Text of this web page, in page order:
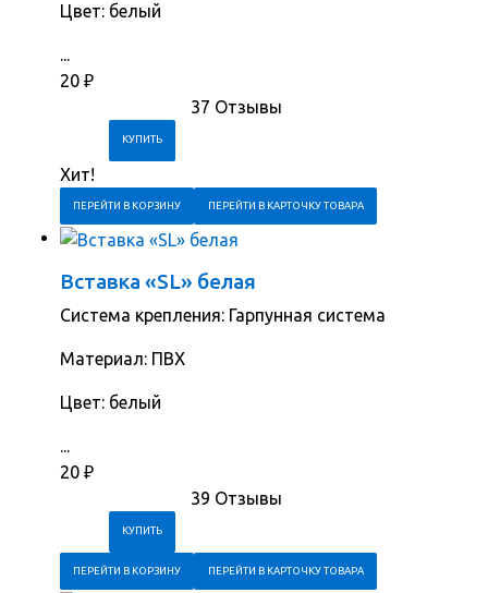
Цвет: белый
...
20 ₽
37 Отзывы
Хит!
ПЕРЕЙТИ В КОРЗИНУ ПЕРЕЙТИ В КАРТОЧКУ ТОВАРА
Вставка «SL» белая
Система крепления: Гарпунная система
Материал: ПВХ
Цвет: белый
...
20 ₽
39 Отзывы
ПЕРЕЙТИ В КОРЗИНУ ПЕРЕЙТИ В КАРТОЧКУ ТОВАРА